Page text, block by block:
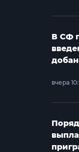
В СФ
вчера